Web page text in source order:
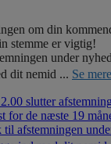
om din
stemme er vigtig!
under
dit nemid ... Se mere